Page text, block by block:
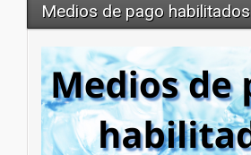
Medios de pago habilitados